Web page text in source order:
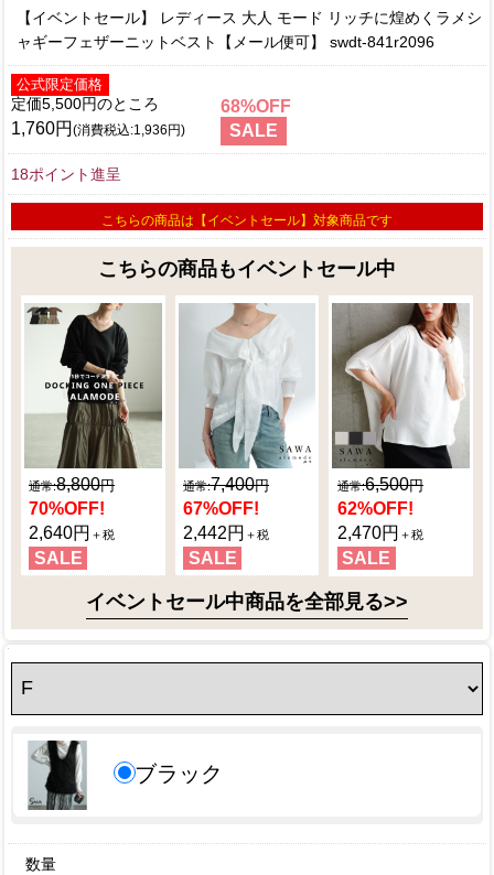
【イベントセール】 レディース 大人 モード リッチに煌めくラメシ
ャギーフェザーニットベスト【メール便可】 swdt-841r2096
公式限定価格
定価5,500円
1,760円 (消費税込:1,936円)
68
SALE
18ポイント進呈
こちらの商品は【イベントセール】対象商品です
こちらの商品もイベントセール中
8,800
70%OFF!
2,640円
SALE
7,400
67%OFF!
2,442円
SALE
6,500
62%OFF!
2,470円
SALE
イベントセール中商品を全部見る>>
ブラック
数量